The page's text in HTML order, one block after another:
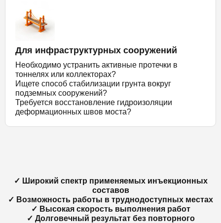
Для инфраструктурных сооружений
Необходимо устранить активные протечки в
тоннелях или коллекторах?
Ищете способ стабилизации грунта вокруг
подземных сооружений?
Требуется восстановление гидроизоляции
деформационных швов моста?
✓ Широкий спектр применяемых инъекционных
составов
✓ Возможность работы в труднодоступных местах
✓ Высокая скорость выполнения работ
✓ Долговечный результат без повторного